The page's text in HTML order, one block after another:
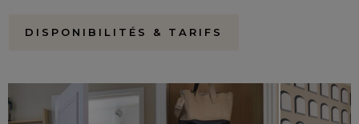
DISPONIBILITÉS & TARIFS